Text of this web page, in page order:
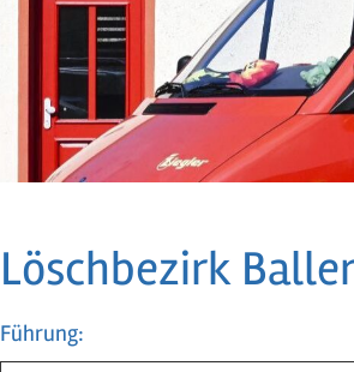
Löschbezirk
Führung: